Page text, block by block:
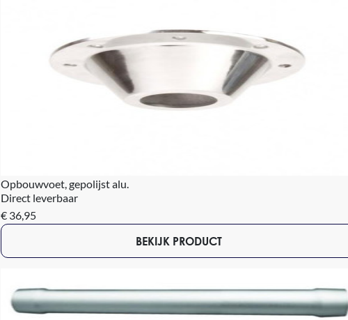
Opbouwvoet, gepolijst alu.
Direct leverbaar
€ 36,95
BEKIJK PRODUCT